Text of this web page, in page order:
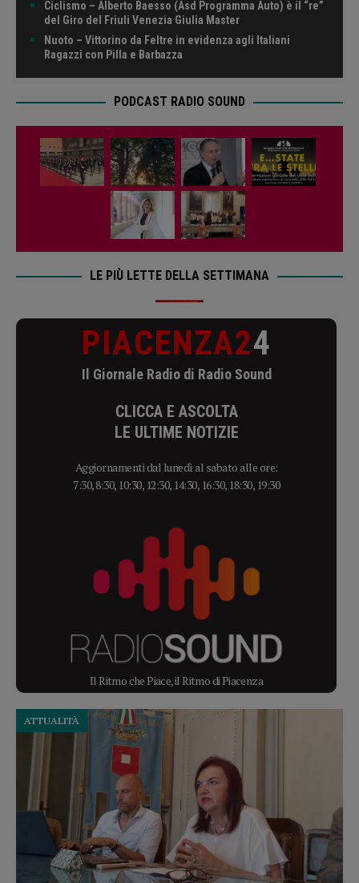
Ciclismo – Alberto Baesso (Asd Programma Auto) è il “re”
del Giro del Friuli Venezia Giulia Master
Nuoto – Vittorino da Feltre in evidenza agli Italiani
Ragazzi con Pilla e Barbazza
PODCAST RADIO SOUND
LE PIÙ LETTE DELLA SETTIMANA
PIACENZA24
Il Giornale Radio di Radio Sound
CLICCA E ASCOLTA
LE ULTIME NOTIZIE
Aggiornamenti dal lunedì al sabato alle ore:
7:30, 8:30, 10:30, 12:30, 14:30, 16:30, 18:30, 19:30
Il Ritmo che Piace, il Ritmo di Piacenza
ATTUALITÀ